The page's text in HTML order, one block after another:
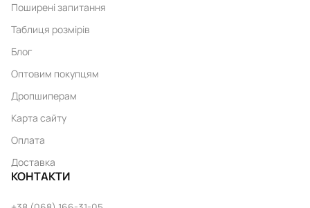
Поширені запитання
Таблиця розмірів
Блог
Оптовим покупцям
Дропшиперам
Карта сайту
Оплата
Доставка
КОНТАКТИ